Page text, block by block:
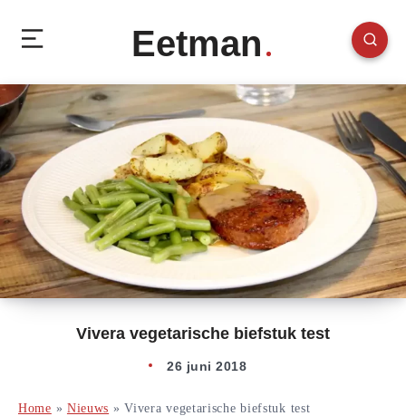
Eetman
Vivera vegetarische biefstuk test
26 juni 2018
Home » Nieuws »Vivera vegetarische biefstuk test